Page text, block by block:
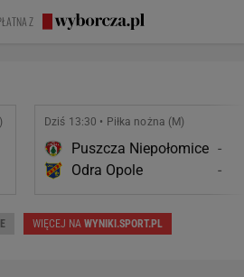
same grzechy
główne"
Z
Dziś 13:30 • Piłka nożna (M)
Puszcza Niepołomice -
Odra Opole
-
WIĘCEJ NAWYNIKI.SPORT.PL